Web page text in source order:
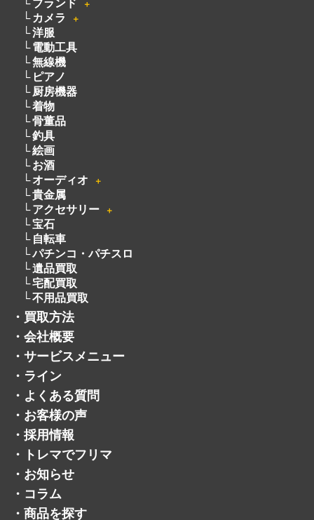
無線機
ピアノ
厨房機器
着物
骨董品
釣具
絵画
お酒
オーディオ
貴金属
アクセサリー
宝石
自転車
パチンコ・パチスロ
遺品買取
宅配買取
不用品買取
買取方法
会社概要
サービスメニュー
・ ライン
・ よくある質問
・ お客様の声
・ 採用情報
・ トレマでフリマ
・ お知らせ
・ コラム
・ 商品を探す
・ プライバシーポリシー
・ お問い合わせ